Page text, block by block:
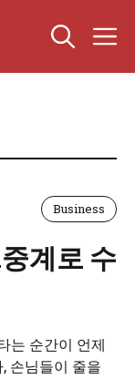
Business
계로 수
는 순간이 언제
손님들이 줄을